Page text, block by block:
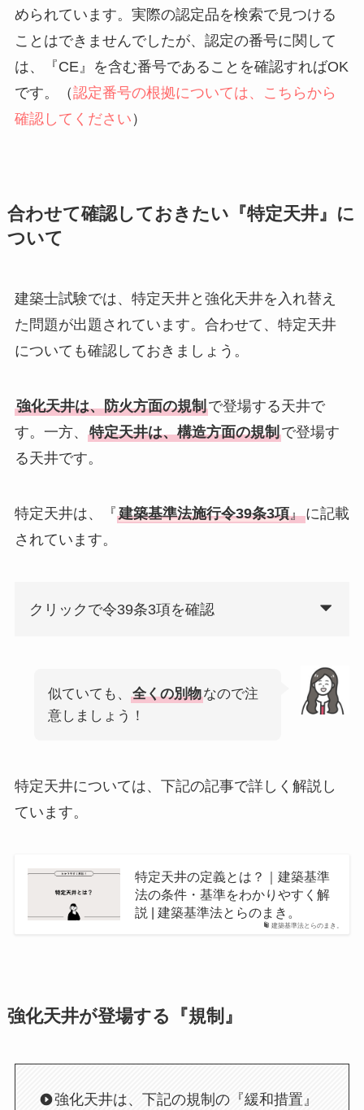
められています。実際の認定品を検索で見つける
ことはできませんでしたが、認定の番号に関して
は、『CE』を含む番号であることを確認すればOK
です。（認定番号の根拠については、こちらから
確認してください ）
合わせて確認しておきたい『特定天井』に
ついて
建築士試験では、特定天井と強化天井を入れ替え
た問題が出題されています。合わせて、特定天井
についても確認しておきましょう。
強化天井は、防火方面の規制で登場する天井で
す。一方、 特定天井は、構造方面の規制で登場す
る天井です。
特定天井は、『建築基準法施行令39条3項』に記載
されています。
クリックで令39条3項を確認
似ていても、 全くの別物なので注
意しましょう！
特定天井については、下記の記事で詳しく解説し
ています。
建築基準法とらのまき。
特定天井の定義とは？｜建築基準
法の条件・基準をわかりやすく解
説 | 建築基準法とらのまき。
強化天井が登場する『規制』
強化天井は、下記の規制の『緩和措置』